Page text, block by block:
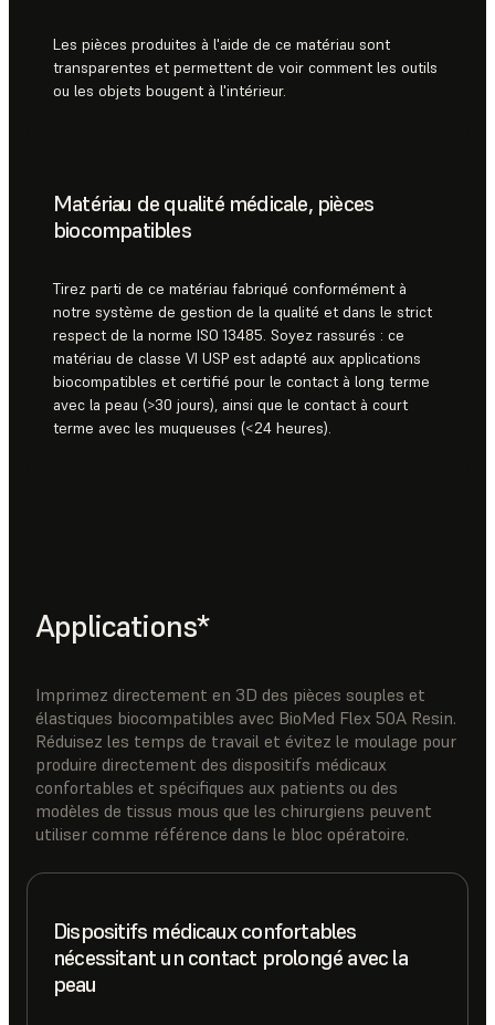
Les pièces produites à l'aide de ce matériau sont
transparentes et permettent de voir comment les outils
ou les objets bougent à l'intérieur.
Matériau de qualité médicale, pièces
biocompatibles
Tirez parti de ce matériau fabriqué conformément à
notre système de gestion de la qualité et dans le strict
respect de la norme ISO 13485. Soyez rassurés : ce
matériau de classe VI USP est adapté aux applications
biocompatibles et certifié pour le contact à long terme
avec la peau (>30 jours), ainsi que le contact à court
terme avec les muqueuses (<24 heures).
Applications*
Imprimez directement en 3D des pièces souples et
élastiques biocompatibles avec BioMed Flex 50A Resin.
Réduisez les temps de travail et évitez le moulage pour
produire directement des dispositifs médicaux
confortables et spécifiques aux patients ou des
modèles de tissus mous que les chirurgiens peuvent
utiliser comme référence dans le bloc opératoire.
Dispositifs médicaux confortables
nécessitant un contact prolongé avec la
peau